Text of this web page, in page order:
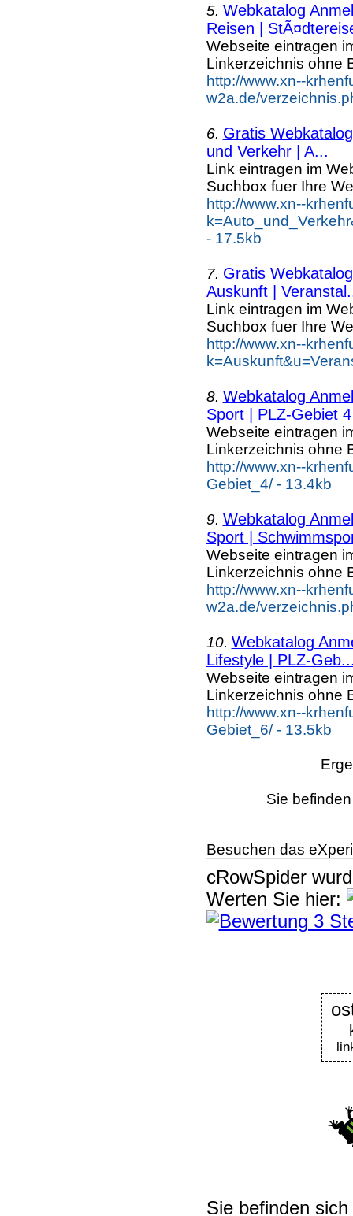
5. Webkatalog
Reisen |
Webseite eintragen
Linkerzeichnis ohne
http://www.xn--
w2a.de/
6. Gratis
und Verkehr | A...
Link eintragen im
Suchbox fuer Ihre
http://www.xn--
- 17.5kb
7. Gratis
Auskunft |
Link eintragen im
Suchbox fuer Ihre
http://www.xn--
8. Webkatalog
Sport | PLZ-Gebiet 4
Webseite eintragen
Linkerzeichnis ohne
http://www.xn--
Gebiet_4/ - 13.4kb
9. Webkatalog
Sport |
Webseite eintragen
Linkerzeichnis ohne
http://www.xn--
w2a.de/
10. Webkatalog
Lifestyle | PLZ-
Webseite eintragen
Linkerzeichnis ohne
http://www.xn--
Gebiet_6/ - 13.5kb
Sie
Besuchen das
cRowSpider
Werten Sie hier:
Sie befinden